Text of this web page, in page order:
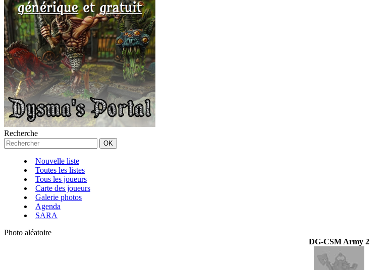
Recherche
Nouvelle liste
Toutes les listes
Tous les joueurs
Carte des joueurs
Galerie photos
Agenda
SARA
Photo aléatoire
DG-CSM Army 2